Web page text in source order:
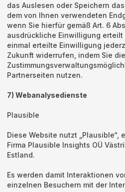
das Auslesen oder Speichern
dem von Ihnen verwendeten
wenn Sie hierfür gemäß Art. 6
ausdrückliche Einwilligung erteilt
einmal erteilte Einwilligung
Zukunft widerrufen, indem Sie
Partnerseiten nutzen.
7) Webanalysedienste
Plausible
Diese Website nutzt „Plausible“,
Firma Plausible Insights OÜ
Estland.
Es werden damit Interaktionen
einzelnen Besuchern mit der